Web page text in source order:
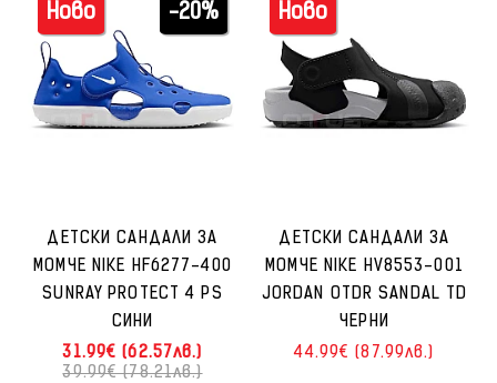
-20%
Ново
ДЕТСКИ САНДАЛИ ЗА
МОМЧЕ NIKE HF6277-400
SUNRAY PROTECT 4 PS
СИНИ
31.99€ (62.57лв.)
39.99€ (78.21лв.)
Ново
ДЕТСКИ САНДАЛИ ЗА
МОМЧЕ NIKE HV8553-001
JORDAN OTDR SANDAL TD
ЧЕРНИ
44.99€ (87.99лв.)